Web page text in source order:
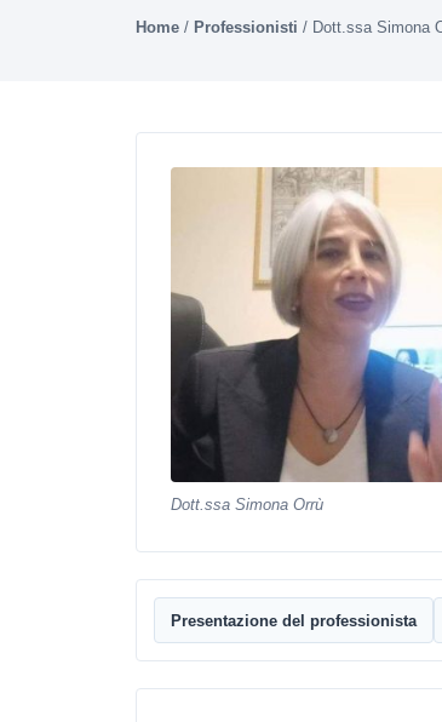
Home / Professionisti / Dott.ssa Simona
Dott.ssa Simona Orrù
Presentazione del professionista